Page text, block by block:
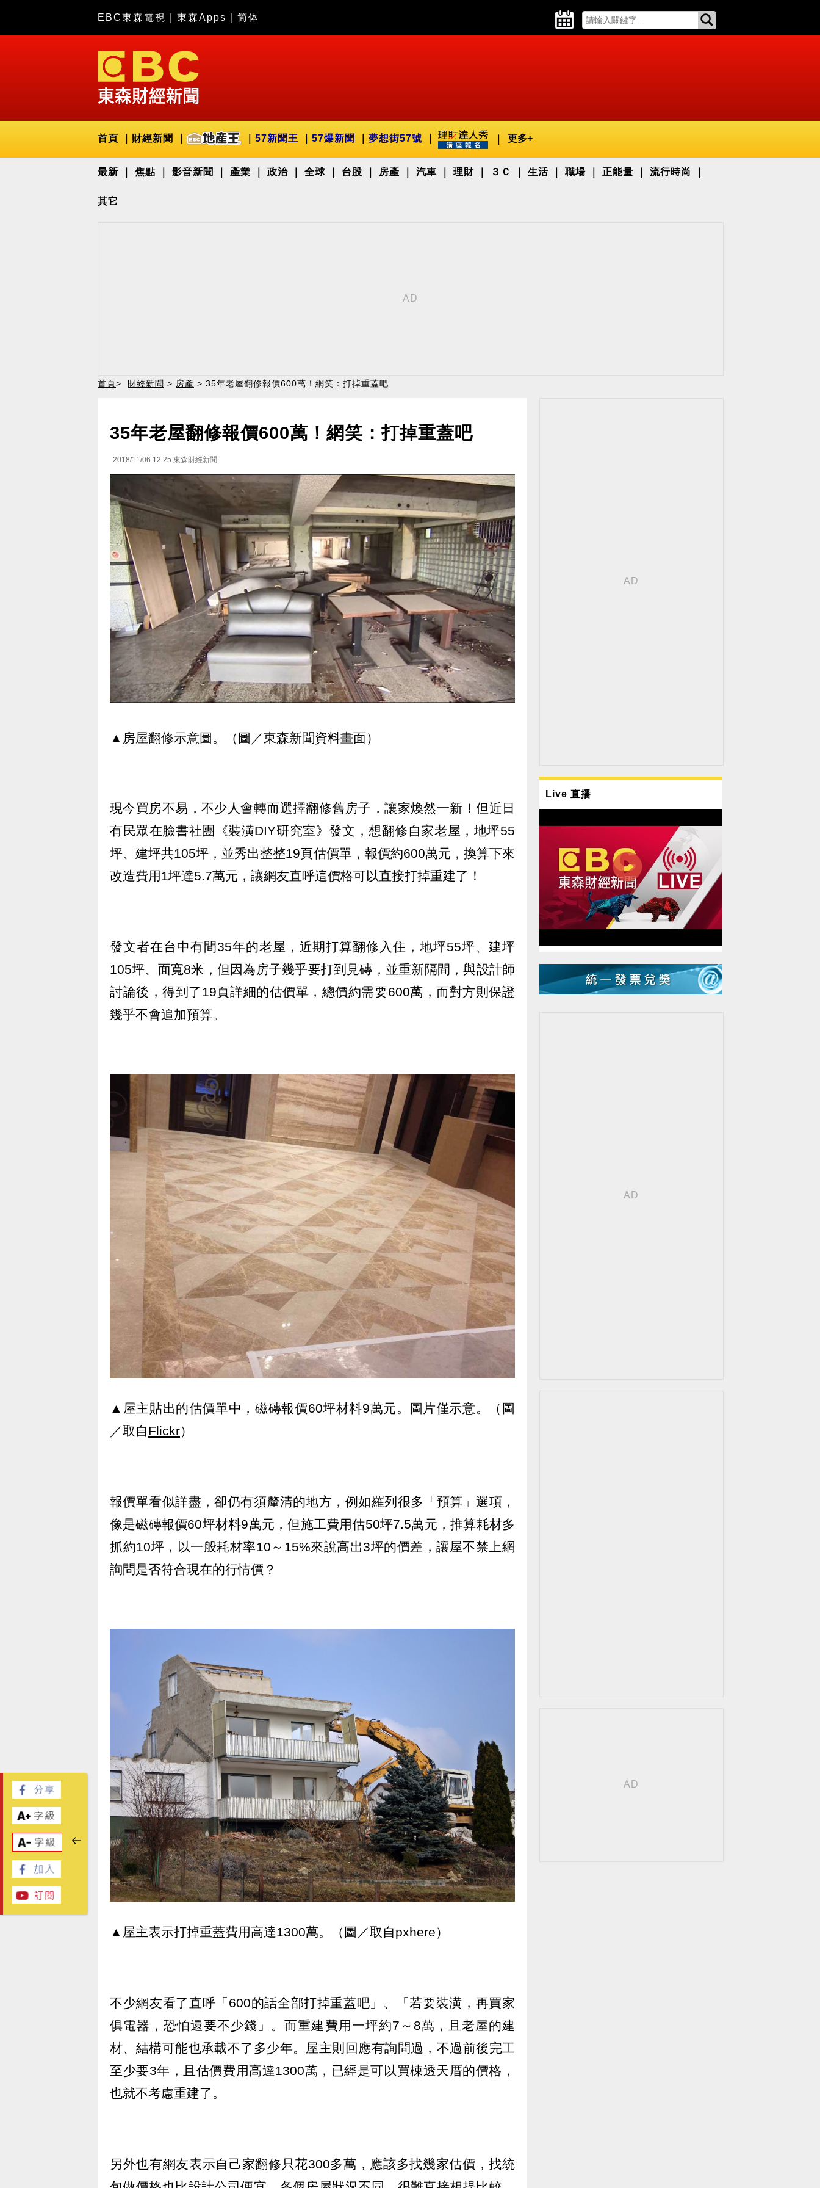
EBC東森電視 東森Apps 简体
首頁 財經新聞 57新聞王 57爆新聞 夢想街57號 更多+
最新 焦點 影音新聞 產業 政治 全球 台股 房產 汽車 理財 ３Ｃ 生活 職場 正能量 流行時尚
其它
首頁> 財經新聞 > 房產 > 35年老屋翻修報價600萬！網笑：打掉重蓋吧
35年老屋翻修報價600萬！網笑：打掉重蓋吧
2018/11/06 12:25 東森財經新聞
▲房屋翻修示意圖。（圖／東森新聞資料畫面）
現今買房不易，不少人會轉而選擇翻修舊房子，讓家煥然一新！但近日
有民眾在臉書社團《裝潢DIY研究室》發文，想翻修自家老屋，地坪55
坪、建坪共105坪，並秀出整整19頁估價單，報價約600萬元，換算下來
改造費用1坪達5.7萬元，讓網友直呼這價格可以直接打掉重建了！
發文者在台中有間35年的老屋，近期打算翻修入住，地坪55坪、建坪
105坪、面寬8米，但因為房子幾乎要打到見磚，並重新隔間，與設計師
討論後，得到了19頁詳細的估價單，總價約需要600萬，而對方則保證
幾乎不會追加預算。
▲屋主貼出的估價單中，磁磚報價60坪材料9萬元。圖片僅示意。（圖
／取自Flickr）
報價單看似詳盡，卻仍有須釐清的地方，例如羅列很多「預算」選項，
像是磁磚報價60坪材料9萬元，但施工費用估50坪7.5萬元，推算耗材多
抓約10坪，以一般耗材率10～15%來說高出3坪的價差，讓屋不禁上網
詢問是否符合現在的行情價？
▲屋主表示打掉重蓋費用高達1300萬。（圖／取自pxhere）
不少網友看了直呼「600的話全部打掉重蓋吧」、「若要裝潢，再買家
俱電器，恐怕還要不少錢」。而重建費用一坪約7～8萬，且老屋的建
材、結構可能也承載不了多少年。屋主則回應有詢問過，不過前後完工
至少要3年，且估價費用高達1300萬，已經是可以買棟透天厝的價格，
也就不考慮重建了。
另外也有網友表示自己家翻修只花300多萬，應該多找幾家估價，找統
Live 直播